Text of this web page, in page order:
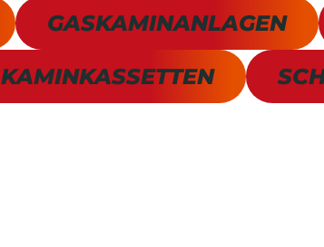
GASKAMINANLAGEN
KAMINKASSETTEN